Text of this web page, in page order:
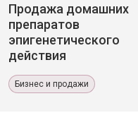
Продажа домашних
препаратов
эпигенетического
действия
Бизнес и продажи